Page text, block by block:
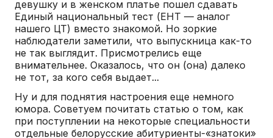
девушку и в женском платье пошел сдавать
Единый национальный тест (ЕНТ — аналог
нашего ЦТ) вместо знакомой. Но зоркие
наблюдатели заметили, что выпускница как-то
не так выглядит. Присмотрелись еще
внимательнее. Оказалось, что он (она) далеко
не тот, за кого себя выдает...
Ну и для поднятия настроения еще немного
юмора. Советуем почитать статью о том, как
при поступлении на некоторые специальности
отдельные белорусские абитуриенты-«знатоки»